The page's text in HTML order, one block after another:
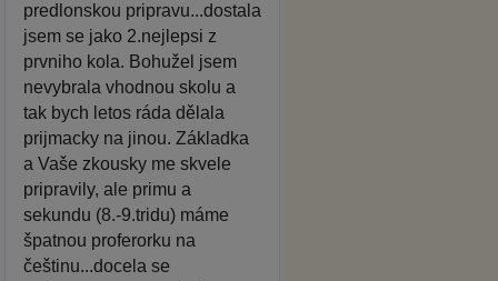
predlonskou pripravu...dostala
jsem se jako 2.nejlepsi z
prvniho kola. Bohužel jsem
nevybrala vhodnou skolu a
tak bych letos ráda dělala
prijmacky na jinou. Základka
a Vaše zkousky me skvele
pripravily, ale primu a
sekundu (8.-9.tridu) máme
špatnou proferorku na
češtinu...docela se